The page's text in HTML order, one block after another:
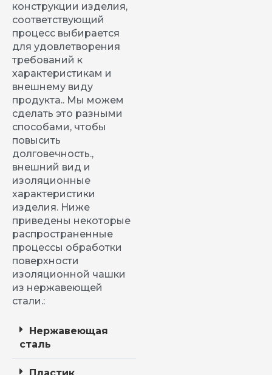
конструкции изделия,
соответствующий
процесс выбирается
для удовлетворения
требований к
характеристикам и
внешнему виду
продукта.. Мы можем
сделать это разными
способами, чтобы
повысить
долговечность.,
внешний вид и
изоляционные
характеристики
изделия. Ниже
приведены некоторые
распространенные
процессы обработки
поверхности
изоляционной чашки
из нержавеющей
стали.:
Нержавеющая
сталь